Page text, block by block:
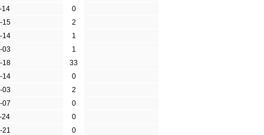
14
0
15
2
14
1
03
1
18
33
14
0
03
2
07
0
24
0
0